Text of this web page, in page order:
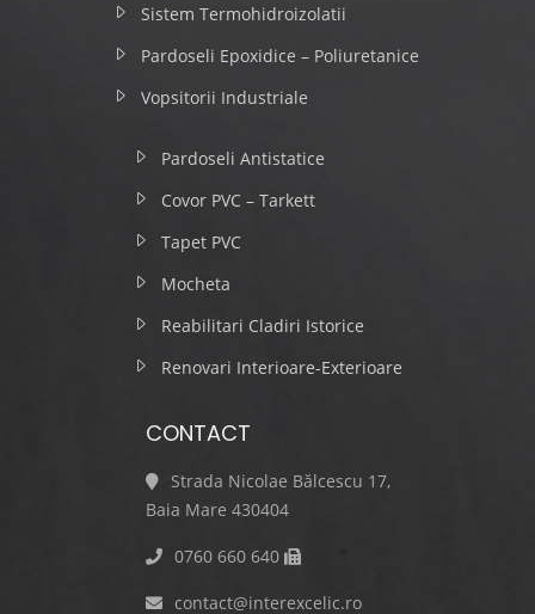
Sistem Termohidroizolatii
Pardoseli Epoxidice – Poliuretanice
Vopsitorii Industriale
Pardoseli Antistatice
Covor PVC – Tarkett
Tapet PVC
Mocheta
Reabilitari Cladiri Istorice
Renovari Interioare-Exterioare
CONTACT
Strada Nicolae Bălcescu 17,
Baia Mare 430404
0760 660 640
contact@interexcelic.ro